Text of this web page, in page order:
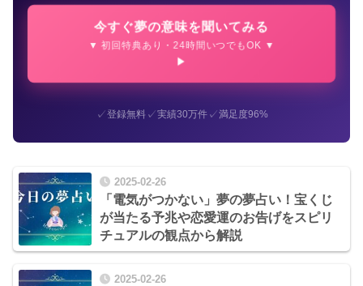
今すぐ夢の意味を聞いてみる
▼ 初回特典あり・24時間いつでもOK ▼
✓登録無料✓実績30万件✓満足度96%
2025-02-26
「電気がつかない」夢の夢占い！宝くじ
が当たる予兆や恋愛運のお告げをスピリ
チュアルの観点から解説
2025-02-26